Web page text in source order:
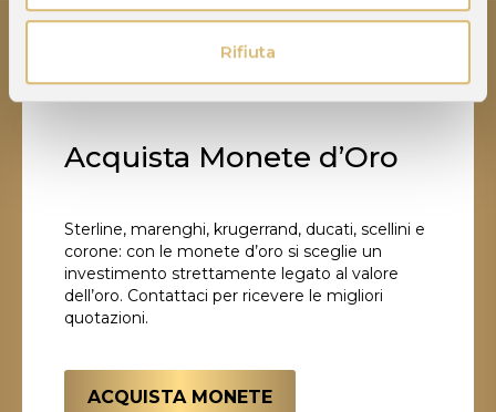
Rifiuta
Acquista Monete d’Oro
Sterline, marenghi, krugerrand, ducati, scellini e
corone: con le monete d’oro si sceglie un
investimento strettamente legato al valore
dell’oro. Contattaci per ricevere le migliori
quotazioni.
ACQUISTA MONETE